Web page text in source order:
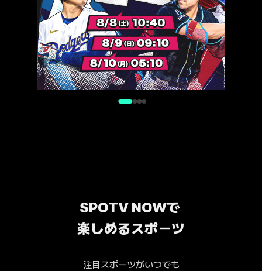
SPOTV NOWで
楽しめるスポーツ
注目スポーツがいつでも